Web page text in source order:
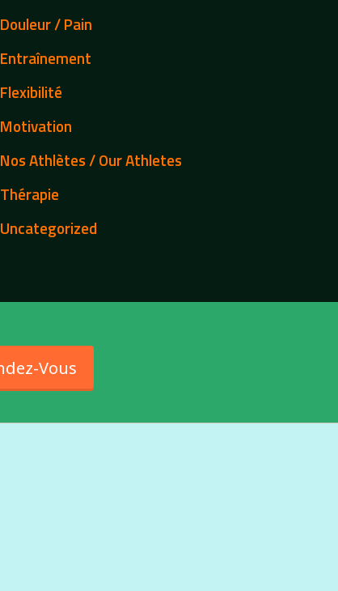
Douleur / Pain
Entraînement
Flexibilité
Motivation
Nos Athlètes / Our Athletes
Thérapie
Uncategorized
Vous